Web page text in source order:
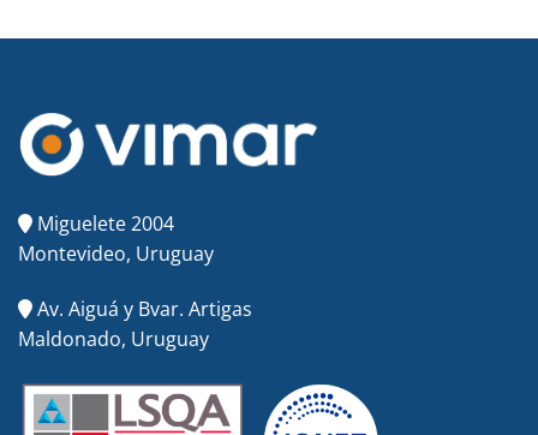
Miguelete 2004
Montevideo, Uruguay
Av. Aiguá y Bvar. Artigas
Maldonado, Uruguay